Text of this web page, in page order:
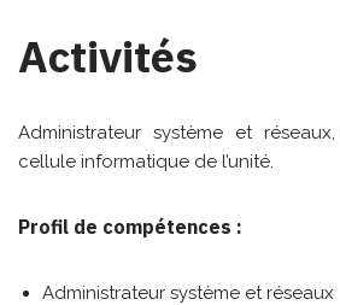
Activités
Administrateur système et
cellule informatique de l’unité.
Profil de compétences :
Administrateur système et réseaux